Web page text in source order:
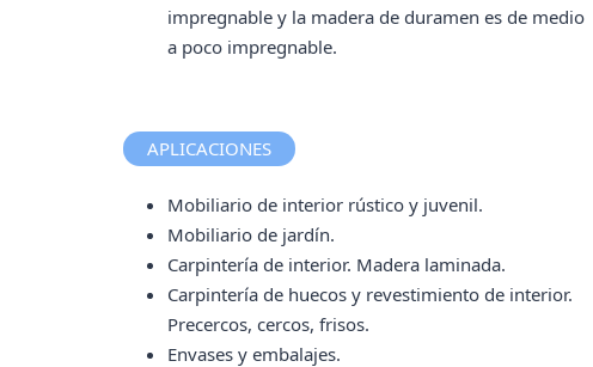
impregnable y la madera de duramen es de medio
a poco impregnable.
APLICACIONES
Mobiliario de interior rústico y juvenil.
Mobiliario de jardín.
Carpintería de interior. Madera laminada.
Carpintería de huecos y revestimiento de interior.
Precercos, cercos, frisos.
Envases y embalajes.